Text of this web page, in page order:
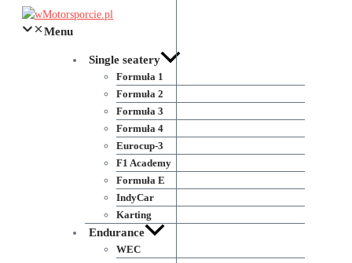
Menu
Single seatery
Formuła 1
Formuła 2
Formuła 3
Formuła 4
Eurocup-3
F1 Academy
Formuła E
IndyCar
Karting
Endurance
WEC